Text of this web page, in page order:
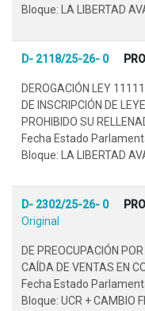
Bloque: LA LIBERTAD
D- 2118/25-26- 0
DEROGACIÓN LEY
DE INSCRIPCIÓN DE
PROHIBIDO SU
Fecha Estado
Bloque: LA LIBERTAD
D- 2302/25-26- 0
Original
DE PREOCUPACIÓN
CAÍDA DE VENTAS EN
Fecha Estado
Bloque: UCR + CAMBIO